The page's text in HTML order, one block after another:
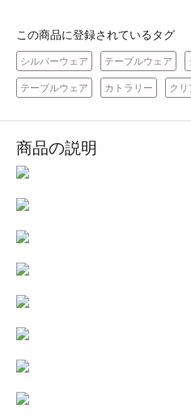
この商品に登録されているタグ
シルバーウェア テーブルウェア
テーブルウェア カトラリー ク
商品の説明